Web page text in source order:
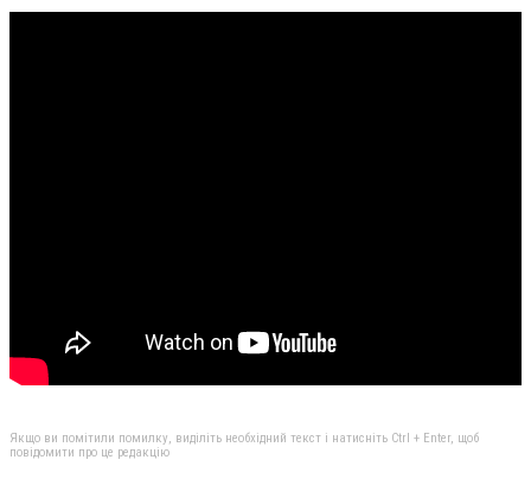
Якщо ви помітили помилку, виділіть необхідний текст і натисніть Ctrl + Enter, щоб
повідомити про це редакцію